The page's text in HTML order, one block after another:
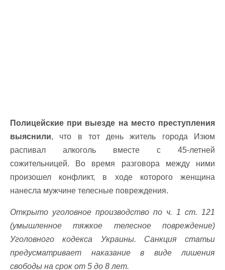
Полицейские при выезде на место преступления
выяснили, что в тот день житель города Изюм
распивал алкоголь вместе с 45-летней
сожительницей. Во время разговора между ними
произошел конфликт, в ходе которого женщина
нанесла мужчине телесные повреждения.
Открыто уголовное производство по ч. 1 ст. 121
(умышленное тяжкое телесное повреждение)
Уголовного кодекса Украины. Санкция статьи
предусматривает наказание в виде лишения
свободы на срок от 5 до 8 лет.